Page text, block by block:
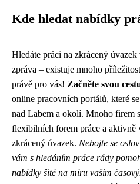
Kde hledat nabídky
Hledáte práci na zkrácený
zpráva – existuje mnoho
právě pro vás! Začněte svou
online pracovních portálů, které
nad Labem a okolí. Mnoho firem
flexibilních forem práce a aktivně
zkrácený úvazek. Nebojte se
vám s hledáním práce rády
nabídky šité na míru vašim